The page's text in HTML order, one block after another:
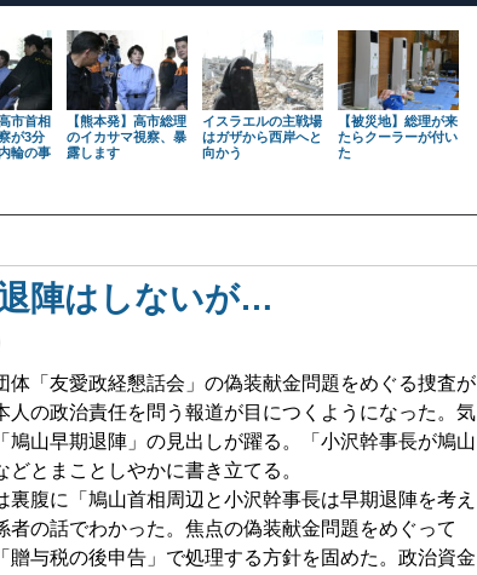
市首相
が3分
輪の事
【熊本発】高市総理
のイカサマ視察、暴
露します
イスラエルの主戦場
はガザから西岸へと
向かう
【被災地】総理が来
たらクーラーが付い
た
陣はしないが…
体「友愛政経懇話会」の偽装献金問題をめぐる捜査が
人の政治責任を問う報道が目につくようになった。気
鳩山早期退陣」の見出しが躍る。「小沢幹事長が鳩山
とまことしやかに書き立てる。
腹に「鳩山首相周辺と小沢幹事長は早期退陣を考え
者の話でわかった。焦点の偽装献金問題をめぐって
贈与税の後申告」で処理する方針を固めた。政治資金